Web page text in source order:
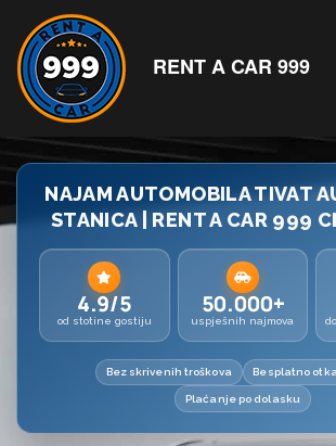
RENT A CAR 999
NAJAM AUTOMOBILA TIVAT
STANICA | RENT A CAR 999
4.9/5
od stotine gostiju
50.000+
uspješnih najmova
Bez skrivenih troškova Besplatno
Plaćanje po dolasku